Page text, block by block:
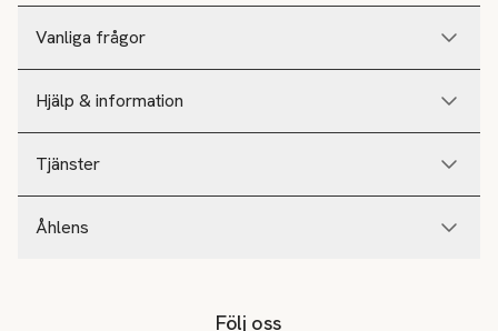
Vanliga frågor
Hjälp & information
Tjänster
Åhlens
Följ oss